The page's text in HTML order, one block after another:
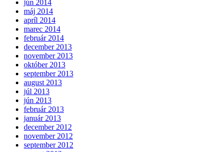
jún 2014
máj 2014
apríl 2014
marec 2014
február 2014
december 2013
november 2013
október 2013
september 2013
august 2013
júl 2013
jún 2013
február 2013
január 2013
december 2012
november 2012
september 2012